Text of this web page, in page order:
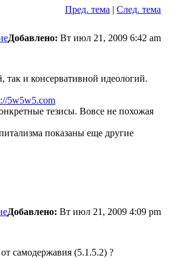
Пред. тема | След. тема
Добавлено: Вт июл 21, 2009 6:42 am
так и консервативной идеологий.
5w5w5.com
тезисы. Вовсе не похожая
показаны еще другие
Добавлено: Вт июл 21, 2009 4:09 pm
самодержавия (5.1.5.2) ?